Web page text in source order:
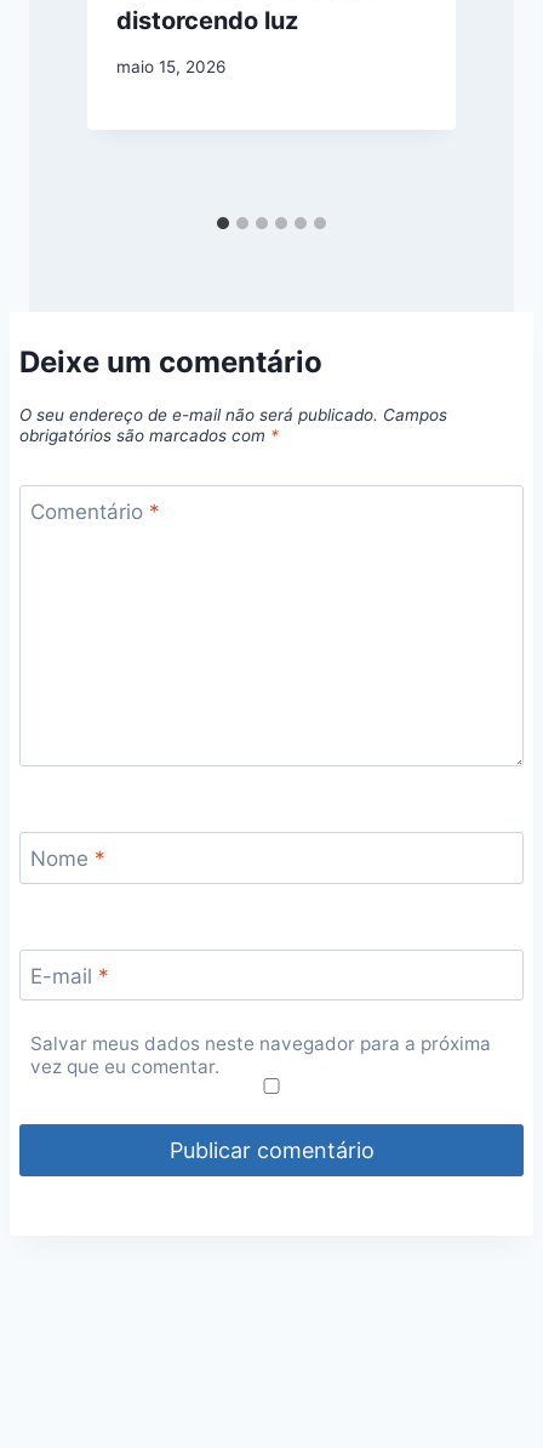
distorcendo luz
maio 15, 2026
Deixe um comentário
O seu endereço de e-mail não será publicado. Campos
obrigatórios são marcados com *
Comentário *
Nome *
E-mail *
Salvar meus dados neste navegador para a próxima
vez que eu comentar.